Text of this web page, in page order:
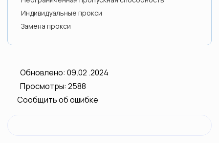
Индивидуальные прокси
Замена прокси
Обновлено: 09.02 .2024
Просмотры: 2588
Сообщить об ошибке